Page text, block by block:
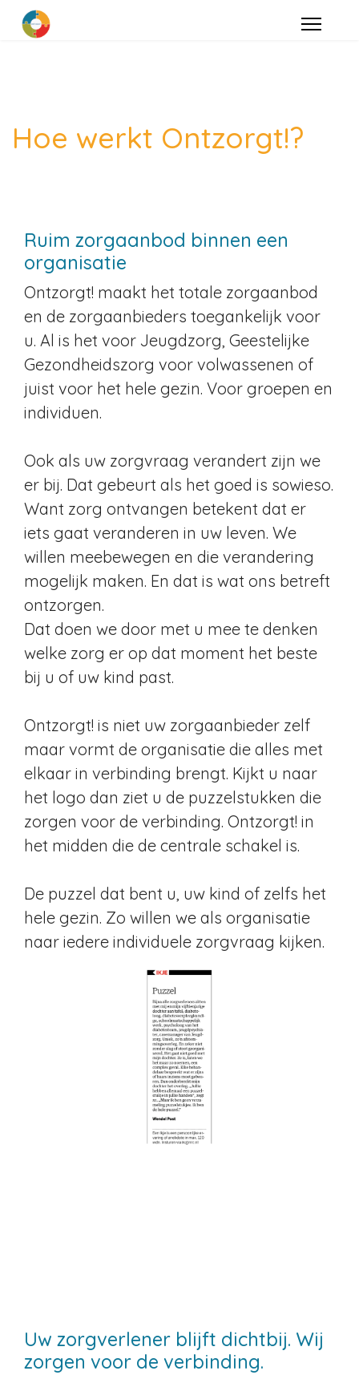
Hoe werkt Ontzorgt!?
Ruim zorgaanbod binnen een
organisatie
Ontzorgt! maakt het totale zorgaanbod
en de zorgaanbieders toegankelijk voor
u. Al is het voor Jeugdzorg, Geestelijke
Gezondheidszorg voor volwassenen of
juist voor het hele gezin. Voor groepen en
individuen.
Ook als uw zorgvraag verandert zijn we
er bij. Dat gebeurt als het goed is sowieso.
Want zorg ontvangen betekent dat er
iets gaat veranderen in uw leven. We
willen meebewegen en die verandering
mogelijk maken. En dat is wat ons betreft
ontzorgen.
Dat doen we door met u mee te denken
welke zorg er op dat moment het beste
bij u of uw kind past.
Ontzorgt! is niet uw zorgaanbieder zelf
maar vormt de organisatie die alles met
elkaar in verbinding brengt. Kijkt u naar
het logo dan ziet u de puzzelstukken die
zorgen voor de verbinding. Ontzorgt! in
het midden die de centrale schakel is.
De puzzel dat bent u, uw kind of zelfs het
hele gezin. Zo willen we als organisatie
naar iedere individuele zorgvraag kijken.
Uw zorgverlener blijft dichtbij. Wij
zorgen voor de verbinding.